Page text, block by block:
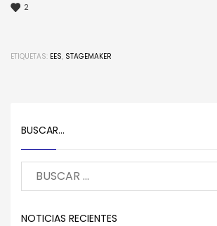
2
ETIQUETAS: EES, STAGEMAKER
BUSCAR…
NOTICIAS RECIENTES